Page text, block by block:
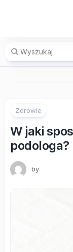
Zdrowie
W jaki
podologa?
by